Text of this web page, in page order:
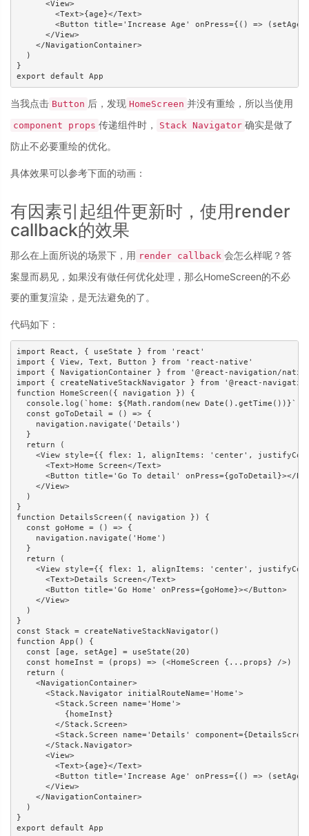
      <View>
        <Text>{age}</Text>
<Button title='Increase Age' onPress={() =>
      </View>
    </NavigationContainer>
  )
}
当我点击 Button 后，发现 HomeScreen 并没有重绘，所以当使用
component props 传递组件时， Stack Navigator 确实是做了
防止不必要重绘的优化。
具体效果可以参考下面的动画：
有因素引起组件更新时，使用render
callback的效果
那么在上面所说的场景下，用 render callback 会怎么样呢？答
案显而易见，如果没有做任何优化处理，那么HomeScreen的不必
要的重复渲染，是无法避免的了。
代码如下：
import React, { useState } from 'react'
import { View, Text, Button } from 'react-native'
import { NavigationContainer } from '@react-navigation/
import { createNativeStackNavigator } from '@react-
function HomeScreen({ navigation }) {
  console.log(`home: ${Math.random(new Date().getTime())}`)
  const goToDetail = () => {
    navigation.navigate('Details')
  }
  return (
<View style={{ flex: 1, alignItems: 'center',
      <Text>Home Screen</Text>
<Button title='Go To detail' onPress={goToDetail}></
    </View>
  )
}
function DetailsScreen({ navigation }) {
  const goHome = () => {
    navigation.navigate('Home')
  }
  return (
<View style={{ flex: 1, alignItems: 'center',
      <Text>Details Screen</Text>
      <Button title='Go Home' onPress={goHome}></Button>
    </View>
  )
}
const Stack = createNativeStackNavigator()
function App() {
  const [age, setAge] = useState(20)
  const homeInst = (props) => (<HomeScreen {...props} />)
  return (
    <NavigationContainer>
      <Stack.Navigator initialRouteName='Home'>
        <Stack.Screen name='Home'>
          {homeInst}
        </Stack.Screen>
<Stack.Screen name='Details'
      </Stack.Navigator>
      <View>
        <Text>{age}</Text>
<Button title='Increase Age' onPress={() =>
      </View>
    </NavigationContainer>
  )
}